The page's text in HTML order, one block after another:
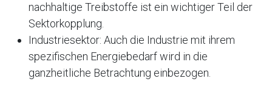
nachhaltige Treibstoffe ist ein wichtiger Teil der
Sektorkopplung.
Industriesektor: Auch die Industrie mit ihrem
spezifischen Energiebedarf wird in die
ganzheitliche Betrachtung einbezogen.